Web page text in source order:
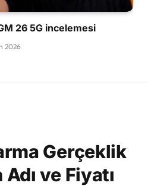
26 5G incelemesi
2026
Gerçeklik
ve Fiyatı